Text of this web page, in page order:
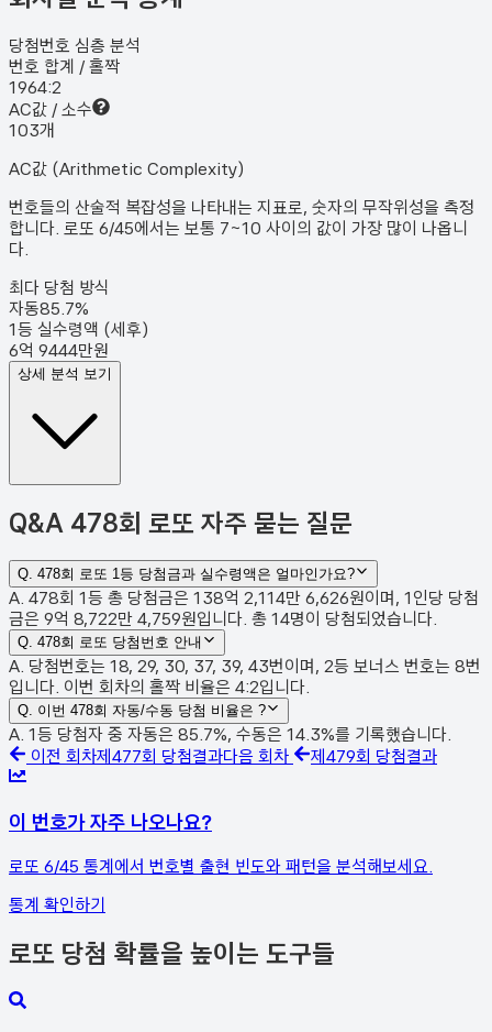
당첨번호 심층 분석
번호 합계 / 홀짝
1964:2
AC값 / 소수
103개
AC값 (Arithmetic Complexity)
번호들의 산술적 복잡성을 나타내는 지표로, 숫자의 무작위성을 측정
합니다. 로또 6/45에서는 보통 7~10 사이의 값이 가장 많이 나옵니
다.
최다 당첨 방식
자동85.7%
1등 실수령액 (세후)
6억 9444만원
상세 분석 보기
Q&A 478회 로또 자주 묻는 질문
Q. 478회 로또 1등 당첨금과 실수령액은 얼마인가요?
A. 478회 1등 총 당첨금은 138억 2,114만 6,626원이며, 1인당 당첨
금은 9억 8,722만 4,759원입니다. 총 14명이 당첨되었습니다.
Q. 478회 로또 당첨번호 안내
A. 당첨번호는 18, 29, 30, 37, 39, 43번이며, 2등 보너스 번호는 8번
입니다. 이번 회차의 홀짝 비율은 4:2입니다.
Q. 이번 478회 자동/수동 당첨 비율은 ?
A. 1등 당첨자 중 자동은 85.7%, 수동은 14.3%를 기록했습니다.
이전 회차제 477회 당첨결과다음 회차 제 479회 당첨결과
이 번호가 자주 나오나요?
로또 6/45 통계에서 번호별 출현 빈도와 패턴을 분석해보세요.
통계 확인하기
로또 당첨 확률을 높이는 도구들